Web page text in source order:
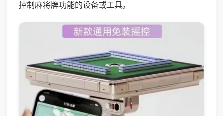
控制麻将牌功能的设备或工具。